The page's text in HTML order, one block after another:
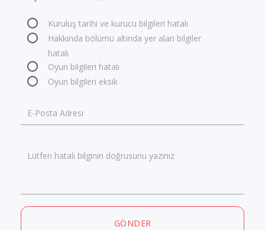
Kuruluş tarihi ve kurucu bilgileri hatalı
Hakkında bölümü altında yer alan bilgiler
hatalı
Oyun bilgileri hatalı
Oyun bilgileri eksik
E-Posta Adresi
Lütfen hatalı bilginin doğrusunu yazınız
GÖNDER